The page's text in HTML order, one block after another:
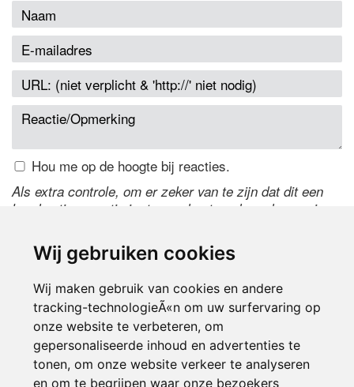
Wij gebruiken cookies
Wij maken gebruik van cookies en andere
tracking-technologieÃ«n om uw surfervaring op
onze website te verbeteren, om
gepersonaliseerde inhoud en advertenties te
tonen, om onze website verkeer te analyseren
en om te begrijpen waar onze bezoekers
Hou me op de hoogte bij reacties.
Als extra controle, om er zeker van te zijn dat dit een
handmatige reactie is, typ onderstaande code over in
de code te wijzigen.